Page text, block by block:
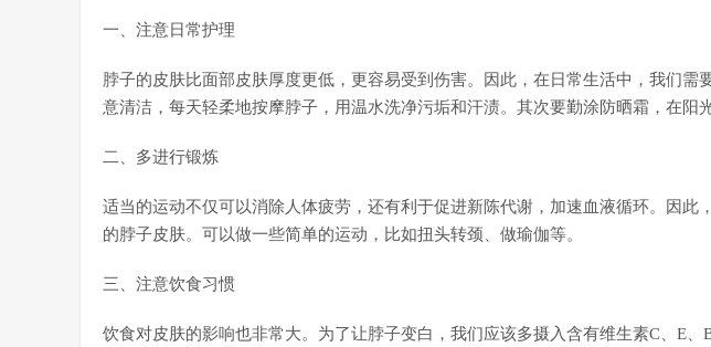
一、注意日常护理
脖子的皮肤比面部皮肤厚度更低，更容易受到伤害。因此，在日常生活中，我们需
意清洁，每天轻柔地按摩脖子，用温水洗净污垢和汗渍。其次要勤涂防晒霜，在阳
二、多进行锻炼
适当的运动不仅可以消除人体疲劳，还有利于促进新陈代谢，加速血液循环。因此
的脖子皮肤。可以做一些简单的运动，比如扭头转颈、做瑜伽等。
三、注意饮食习惯
饮食对皮肤的影响也非常大。为了让脖子变白，我们应该多摄入含有维生素C、E